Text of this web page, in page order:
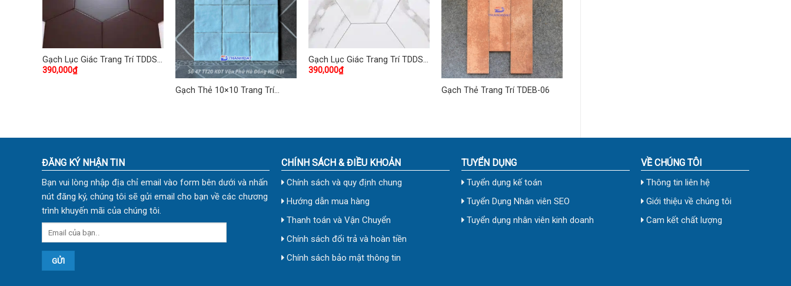
Gạch Lục Giác Trang Trí TDDS-
15
390,000₫
Gạch Thẻ 10×10 Trang Trí
Gạch Lục Giác Trang Trí TDDS-
16
390,000₫
Gạch Thẻ Trang Trí TDEB-06
ĐĂNG KÝ NHẬN TIN
Bạn vui lòng nhập địa chỉ email vào form bên dưới và nhấn
nút đăng ký, chúng tôi sẽ gửi email cho bạn về các chương
trình khuyến mãi của chúng tôi.
CHÍNH SÁCH & ĐIỀU KHOẢN
Chính sách và quy định chung
Hướng dẫn mua hàng
Thanh toán và Vận Chuyển
Chính sách đổi trả và hoàn tiền
Chính sách bảo mật thông tin
TUYỂN DỤNG
Tuyển dụng kế toán
Tuyển Dụng Nhân viên SEO
Tuyển dụng nhân viên kinh doanh
VỀ CHÚNG TÔI
Thông tin liên hệ
Giới thiệu về chúng tôi
Cam kết chất lượng